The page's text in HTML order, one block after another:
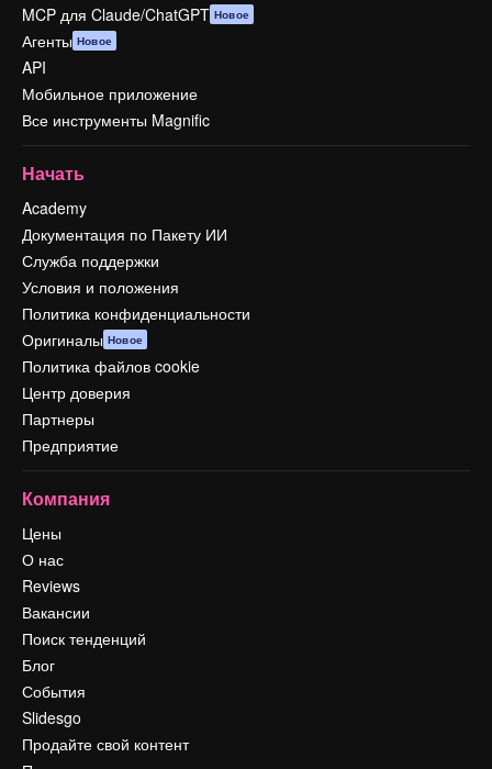
MCP для Claude/ChatGPT Новое
Агенты Новое
API
Мобильное приложение
Все инструменты Magnific
Начать
Academy
Документация по Пакету ИИ
Служба поддержки
Условия и положения
Политика конфиденциальности
Оригиналы Новое
Политика файлов cookie
Центр доверия
Партнеры
Предприятие
Компания
Цены
О нас
Reviews
Вакансии
Поиск тенденций
Блог
События
Slidesgo
Продайте свой контент